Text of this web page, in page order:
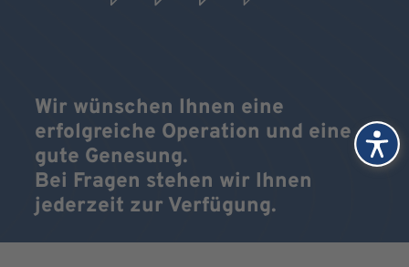
Wir wünschen Ihnen eine
erfolgreiche Operation und eine
gute Genesung.
Bei Fragen stehen wir Ihnen
jederzeit zur Verfügung.